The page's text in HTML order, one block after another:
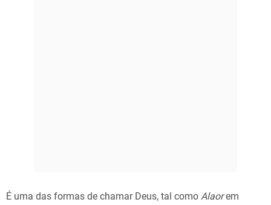
É uma das formas de chamar Deus, tal como Alaorem